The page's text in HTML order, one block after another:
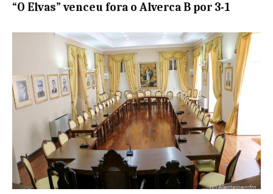
“O Elvas” venceu fora o Alverca B por 3-1